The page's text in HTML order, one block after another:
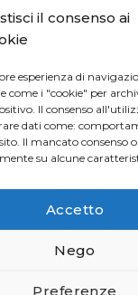
il consenso ai
esperienza di
i "cookie" per
Il consenso
dati come:
Il mancato consenso
su alcune
Accetto
Nego
Preferenze
aggiornato
al trattamento dei